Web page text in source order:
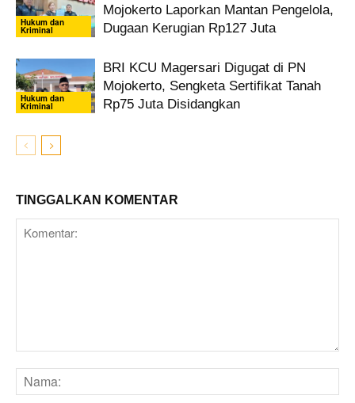
Hukum dan
Kriminal
Mojokerto Laporkan Mantan Pengelola,
Dugaan Kerugian Rp127 Juta
Hukum dan
Kriminal
BRI KCU Magersari Digugat di PN
Mojokerto, Sengketa Sertifikat Tanah
Rp75 Juta Disidangkan
TINGGALKAN KOMENTAR